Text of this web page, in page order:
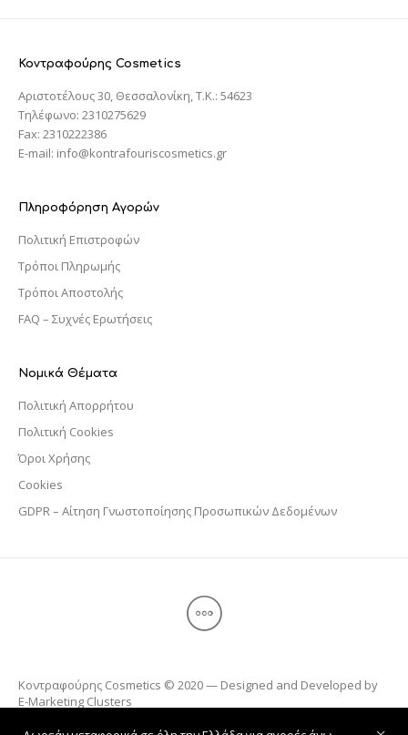
Κοντραφούρης Cosmetics
Αριστοτέλους 30, Θεσσαλονίκη, T.K.: 54623
Τηλέφωνο: 2310275629
Fax: 2310222386
E-mail: info@kontrafouriscosmetics.gr
Πληροφόρηση Αγορών
Πολιτική Επιστροφών
Τρόποι Πληρωμής
Τρόποι Αποστολής
FAQ – Συχνές Ερωτήσεις
Νομικά Θέματα
Πολιτική Απορρήτου
Πολιτική Cookies
Όροι Χρήσης
Cookies
GDPR – Αίτηση Γνωστοποίησης Προσωπικών Δεδομένων
Κοντραφούρης Cosmetics © 2020 — Designed and Developed by
E-Marketing Clusters